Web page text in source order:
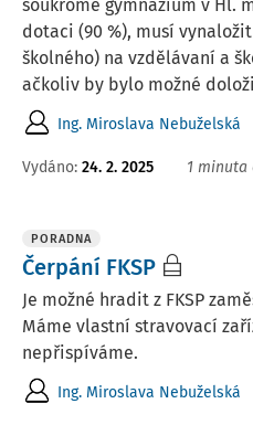
soukromé gymnázium v Hl.
dotaci (90 %), musí
školného) na vzdělávaní a
ačkoliv by bylo možné
Ing. Miroslava Nebuželská
Vydáno: 24. 2. 2025 1 minuta
PORADNA
Čerpání FKSP
Je možné hradit z FKSP
Máme vlastní stravovací
nepřispíváme.
Ing. Miroslava Nebuželská